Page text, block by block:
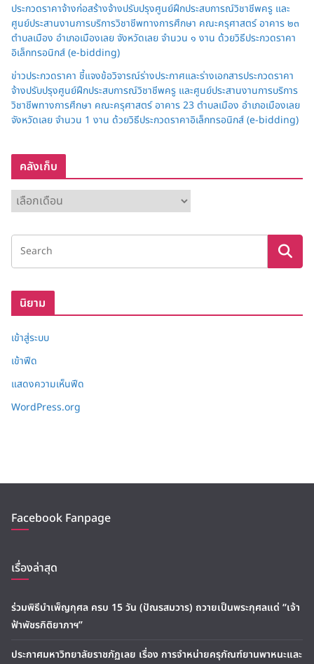
ประกวดราคาจ้างก่อสร้างจ้างปรับปรุงศูนย์ฝึกประสบการณ์วิชาชีพครู และ
ศูนย์ประสานงานการบริการวิชาชีพทางการศึกษา คณะครุศาสตร์ อาคาร ๒๓
ตำบลเมือง อำเภอเมืองเลย จังหวัดเลย จำนวน ๑ งาน ด้วยวิธีประกวดราคา
อิเล็กทรอนิกส์ (e-bidding)
ข่าวประกวดราคา ชี้แจงข้อวิจารณ์ร่างประกาศและร่างเอกสารประกวดราคา
จ้างปรับปรุงศูนย์ฝึกประสบการณ์วิชาชีพครู และศูนย์ประสานงานการบริการ
วิชาชีพทางการศึกษา คณะครุศาสตร์ อาคาร 23 ตำบลเมือง อำเภอเมืองเลย
จังหวัดเลย จำนวน 1 งาน ด้วยวิธีประกวดราคาอิเล็กทรอนิกส์ (e-bidding)
คลังเก็บ
ลั
ง
ก็
นิยาม
เข้าสู่ระบบ
เข้าฟีด
แสดงความเห็นฟีด
WordPress.org
Facebook Fanpage
เรื่องล่าสุด
ร่วมพิธีบำเพ็ญกุศล ครบ 15 วัน (ปัณรสมวาร) ถวายเป็นพระกุศลแด่ “เจ้า
ฟ้าพัชรกิติยาภาฯ”
ประกาศมหาวิทยาลัยราชภัฏเลย เรื่อง การจำหน่ายครุภัณฑ์ยานพาหนะและ